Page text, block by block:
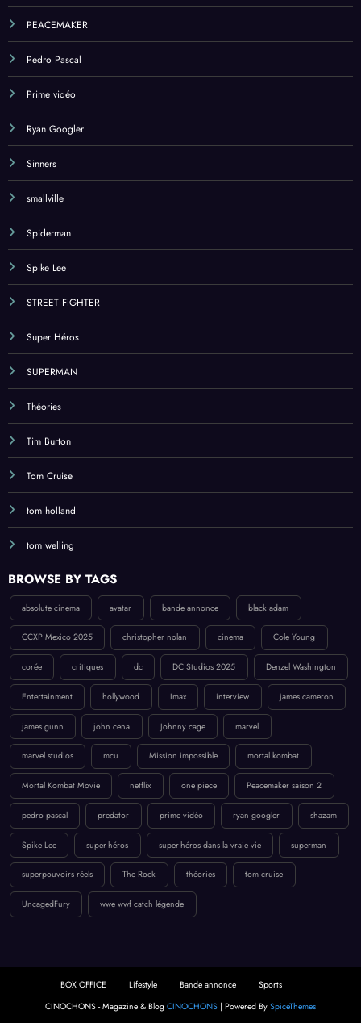
PEACEMAKER
Pedro Pascal
Prime vidéo
Ryan Googler
Sinners
smallville
Spiderman
Spike Lee
STREET FIGHTER
Super Héros
SUPERMAN
Théories
Tim Burton
Tom Cruise
tom holland
tom welling
BROWSE BY TAGS
absolute cinema avatar bande annonce black adam
CCXP Mexico 2025 christopher nolan cinema Cole Young
corée critiques dc DC Studios 2025 Denzel Washington
Entertainment hollywood Imax interview james cameron
james gunn john cena Johnny cage marvel
marvel studios mcu Mission impossible mortal kombat
Mortal Kombat Movie netflix one piece Peacemaker saison 2
pedro pascal predator prime vidéo ryan googler shazam
Spike Lee super-héros super-héros dans la vraie vie superman
superpouvoirs réels The Rock théories tom cruise
UncagedFury wwe wwf catch légende
BOX OFFICE Lifestyle Bande annonce
Sports
CINOCHONS - Magazine & Blog CINOCHONS | Powered By SpiceThemes